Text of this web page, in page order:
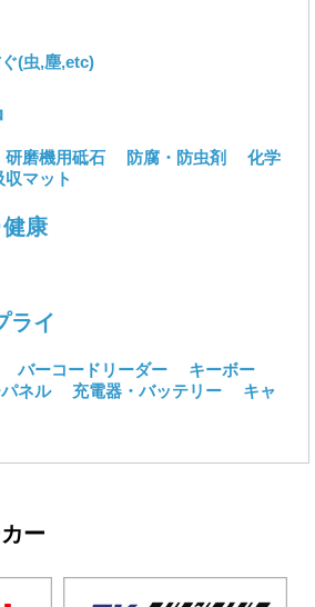
ぐ(虫,塵,etc)
研磨機用砥石 防腐・防虫剤
化学
収マット
健康
ライ
バーコードリーダー
キーボー
ネル 充電器・バッテリー
キャ
ー